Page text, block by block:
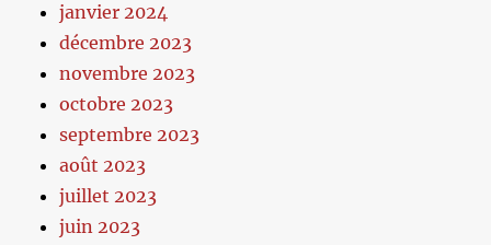
janvier 2024
décembre 2023
novembre 2023
octobre 2023
septembre 2023
août 2023
juillet 2023
juin 2023